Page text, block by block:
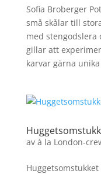
Sofia Broberger
små skålar till
med stengodslera
gillar att
karvar gärna
av à la London-
Huggetsomstukket